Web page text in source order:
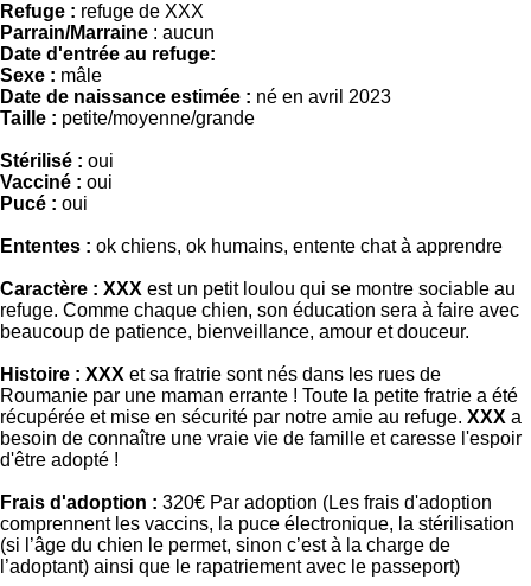
Refuge : refuge de XXX
Parrain/Marraine : aucun
Date d'entrée au refuge:
Sexe : mâle
Date de naissance estimée : né en avril 2023
Taille : petite/moyenne/grande
Stérilisé : oui
Vacciné : oui
Pucé : oui
Ententes : ok chiens, ok humains, entente chat à apprendre
Caractère : XXX est un petit loulou qui se montre sociable au
refuge. Comme chaque chien, son éducation sera à faire avec
beaucoup de patience, bienveillance, amour et douceur.
Histoire : XXX et sa fratrie sont nés dans les rues de
Roumanie par une maman errante ! Toute la petite fratrie a été
récupérée et mise en sécurité par notre amie au refuge. XXX a
besoin de connaître une vraie vie de famille et caresse l'espoir
d'être adopté !
Frais d'adoption : 320€ Par adoption (Les frais d'adoption
comprennent les vaccins, la puce électronique, la stérilisation
(si l’âge du chien le permet, sinon c’est à la charge de
l’adoptant) ainsi que le rapatriement avec le passeport)